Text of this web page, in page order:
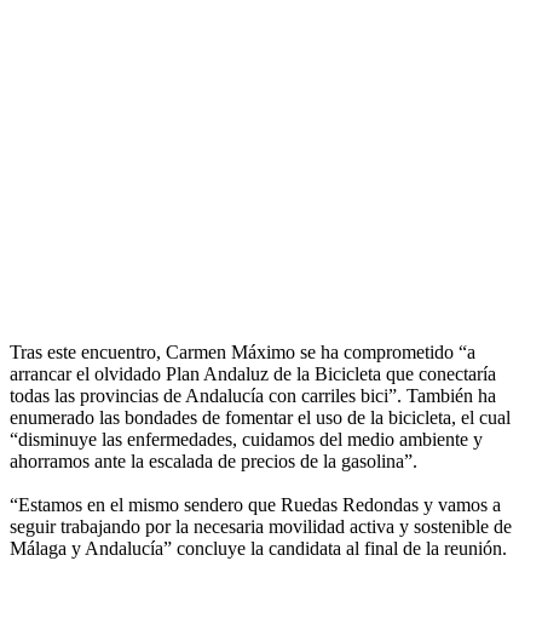
Tras este encuentro, Carmen Máximo se ha comprometido “a
arrancar el olvidado Plan Andaluz de la Bicicleta que conectaría
todas las provincias de Andalucía con carriles bici”. También ha
enumerado las bondades de fomentar el uso de la bicicleta, el cual
“disminuye las enfermedades, cuidamos del medio ambiente y
ahorramos ante la escalada de precios de la gasolina”.
“Estamos en el mismo sendero que Ruedas Redondas y vamos a
seguir trabajando por la necesaria movilidad activa y sostenible de
Málaga y Andalucía” concluye la candidata al final de la reunión.